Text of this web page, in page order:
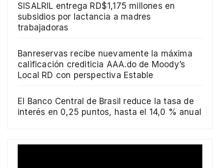
SISALRIL entrega RD$1,175 millones en
subsidios por lactancia a madres
trabajadoras
Banreservas recibe nuevamente la máxima
calificación crediticia AAA.do de Moody’s
Local RD con perspectiva Estable
El Banco Central de Brasil reduce la tasa de
interés en 0,25 puntos, hasta el 14,0 % anual